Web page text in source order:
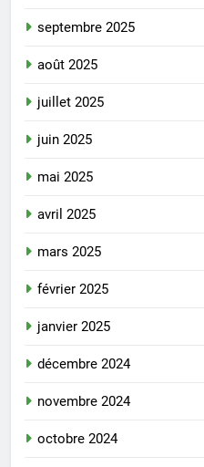
septembre 2025
août 2025
juillet 2025
juin 2025
mai 2025
avril 2025
mars 2025
février 2025
janvier 2025
décembre 2024
novembre 2024
octobre 2024